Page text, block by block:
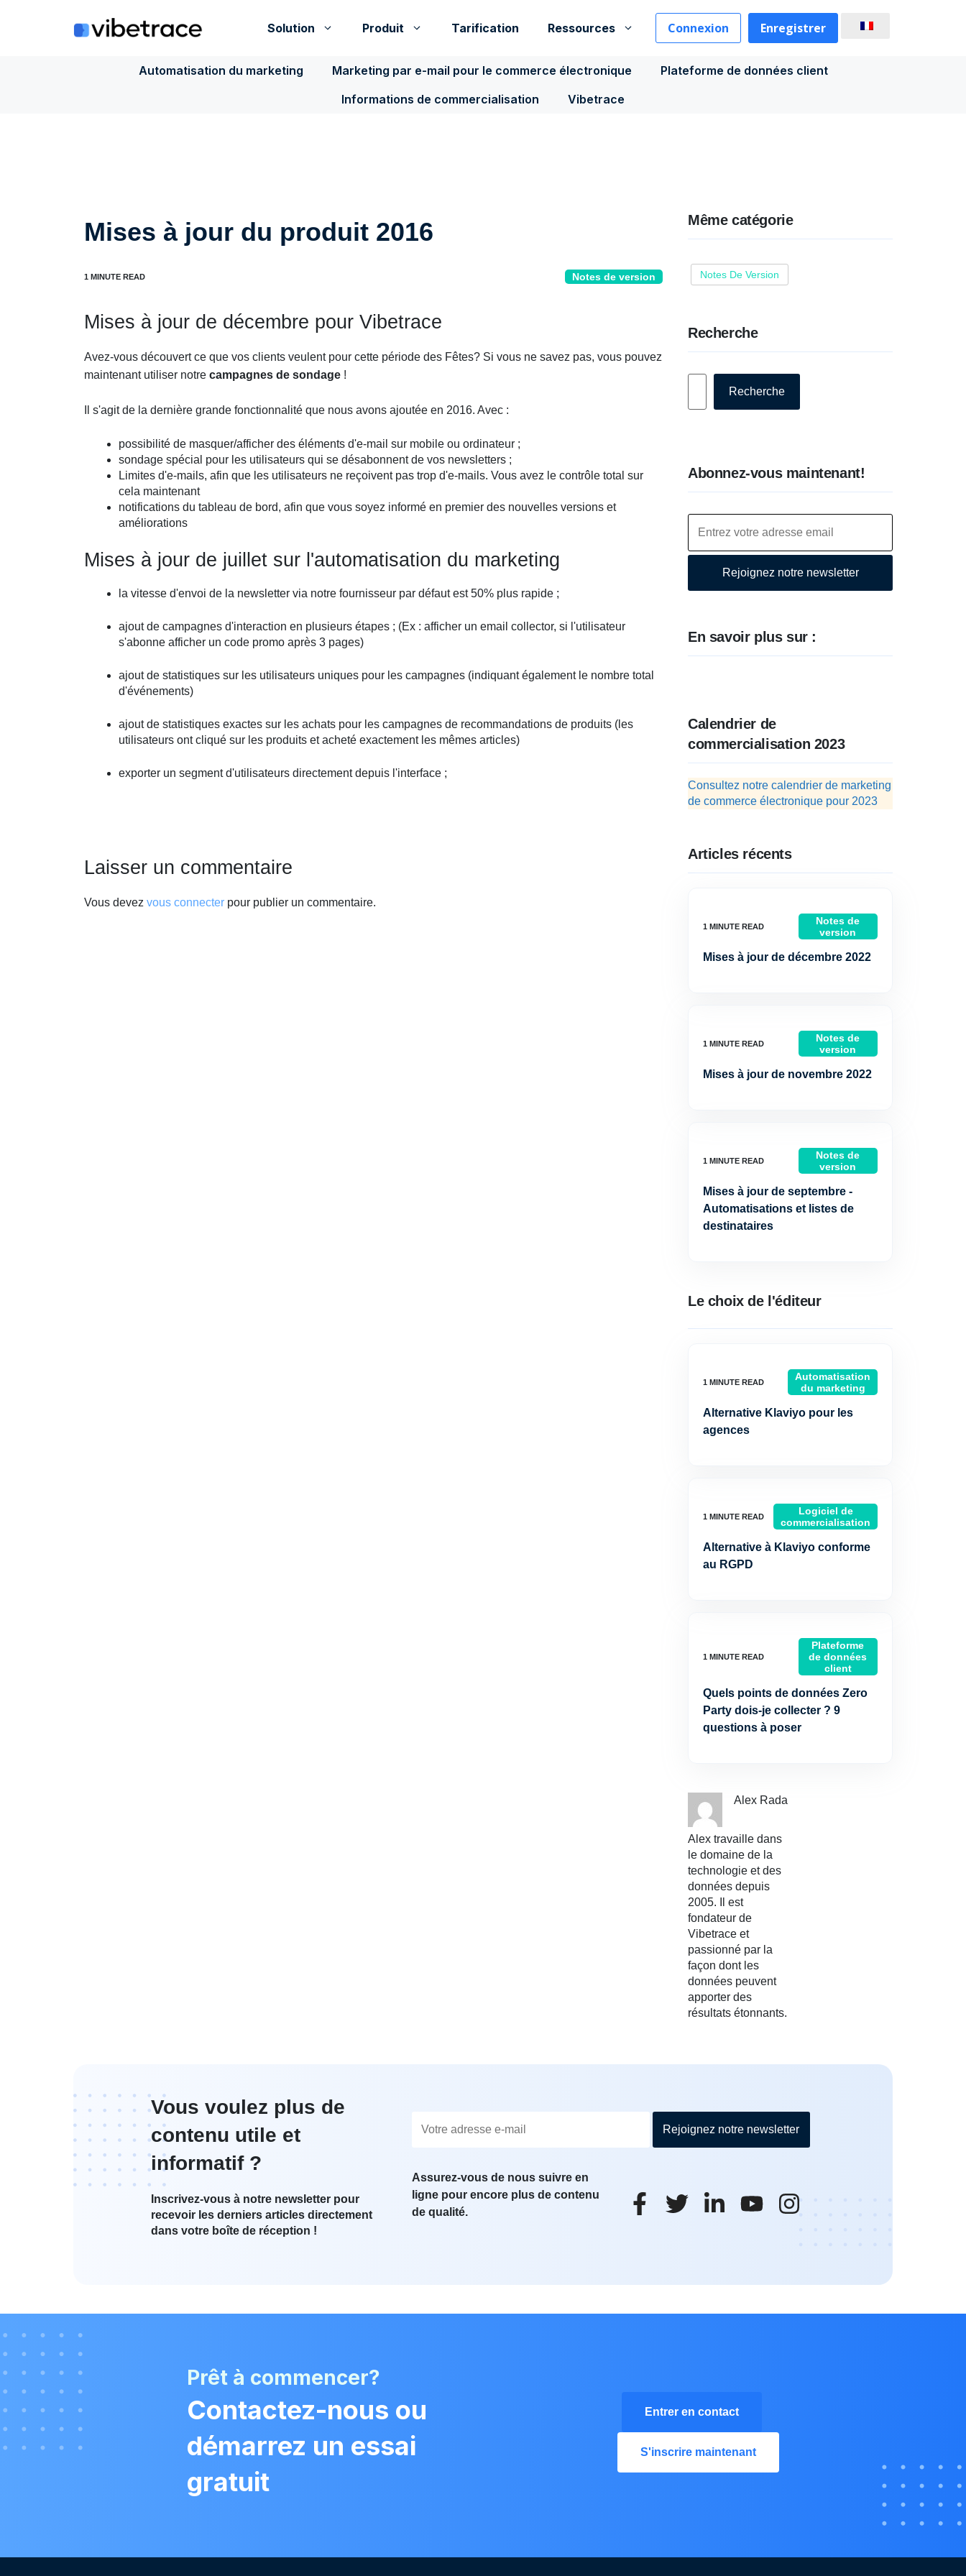
Solution Produit Tarification Ressources Connexion Enregistrer
Automatisation du marketing Marketing par e-mail pour le commerce électronique
Plateforme de données client
Informations de commercialisation
Vibetrace
Mises à jour du produit 2016
Notes de version
Mises à jour de décembre pour Vibetrace
Avez-vous découvert ce que vos clients veulent pour cette période des Fêtes? Si vous ne savez pas, vous pouvez
maintenant utiliser notre campagnes de sondage !
Il s'agit de la dernière grande fonctionnalité que nous avons ajoutée en 2016. Avec :
possibilité de masquer/afficher des éléments d'e-mail sur mobile ou ordinateur ;
sondage spécial pour les utilisateurs qui se désabonnent de vos newsletters ;
Limites d'e-mails, afin que les utilisateurs ne reçoivent pas trop d'e-mails. Vous avez le contrôle total sur
cela maintenant
notifications du tableau de bord, afin que vous soyez informé en premier des nouvelles versions et
améliorations
Mises à jour de juillet sur l'automatisation du marketing
la vitesse d'envoi de la newsletter via notre fournisseur par défaut est 50% plus rapide ;
ajout de campagnes d'interaction en plusieurs étapes ; (Ex : afficher un email collector, si l'utilisateur
s'abonne afficher un code promo après 3 pages)
ajout de statistiques sur les utilisateurs uniques pour les campagnes (indiquant également le nombre total
d'événements)
ajout de statistiques exactes sur les achats pour les campagnes de recommandations de produits (les
utilisateurs ont cliqué sur les produits et acheté exactement les mêmes articles)
exporter un segment d'utilisateurs directement depuis l'interface ;
Laisser un commentaire
Vous devez vous connecter pour publier un commentaire.
Même catégorie
Notes De Version
Recherche
Recherche
Abonnez-vous maintenant!
Rejoignez notre newsletter
En savoir plus sur :
Calendrier de
commercialisation 2023
Consultez notre calendrier de marketing
de commerce électronique pour 2023
Articles récents
Notes de
version
Mises à jour de décembre 2022
Notes de
version
Mises à jour de novembre 2022
Notes de
version
Mises à jour de septembre -
Automatisations et listes de
destinataires
Le choix de l'éditeur
Automatisation
du marketing
Alternative Klaviyo pour les
agences
Logiciel de
commercialisation
Alternative à Klaviyo conforme
au RGPD
Plateforme
de données
client
Quels points de données Zero
Party dois-je collecter ? 9
questions à poser
Alex Rada
Alex travaille dans
le domaine de la
technologie et des
données depuis
2005. Il est
fondateur de
Vibetrace et
passionné par la
façon dont les
données peuvent
apporter des
résultats étonnants.
Vous voulez plus de
contenu utile et
informatif ?
Inscrivez-vous à notre newsletter pour
recevoir les derniers articles directement
dans votre boîte de réception !
Rejoignez notre newsletter
Assurez-vous de nous suivre en
ligne pour encore plus de contenu
de qualité.
Prêt à commencer?
Contactez-nous ou
démarrez un essai
gratuit
Entrer en contact
S'inscrire maintenant